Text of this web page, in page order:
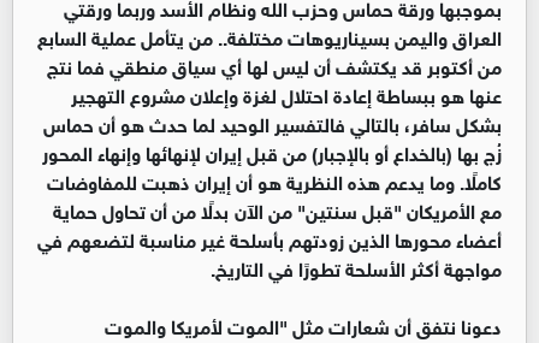
بموجبها ورقة حماس وحزب الله ونظام الأسد وربما ورقتي
العراق واليمن بسيناريوهات مختلفة.. من يتأمل عملية السابع
من أكتوبر قد يكتشف أن ليس لها أي سياق منطقي فما نتج
عنها هو ببساطة إعادة احتلال لغزة وإعلان مشروع التهجير
بشكل سافر، بالتالي فالتفسير الوحيد لما حدث هو أن حماس
زُج بها (بالخداع أو بالإجبار) من قبل إيران لإنهائها وإنهاء المحور
كاملًا. وما يدعم هذه النظرية هو أن إيران ذهبت للمفاوضات
مع الأمريكان "قبل سنتين" من الآن بدلًا من أن تحاول حماية
أعضاء محورها الذين زودتهم بأسلحة غير مناسبة لتضعهم في
مواجهة أكثر الأسلحة تطورًا في التاريخ.
دعونا نتفق أن شعارات مثل "الموت لأمريكا والموت